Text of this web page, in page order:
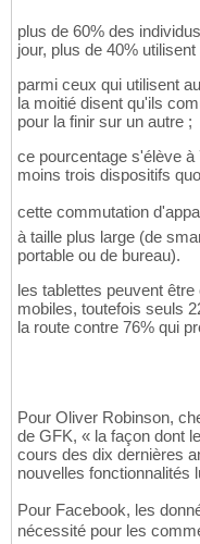
plus de 60% des
jour, plus de 40%
parmi ceux qui utilisent
la moitié disent qu'ils
pour la finir sur un autre ;
ce pourcentage s'élève
moins trois dispositifs
cette commutation
à taille plus large (de
portable ou de bureau).
les tablettes peuvent
mobiles, toutefois seuls
la route contre 76% qui
Pour Oliver Robinson,
de GFK, « la façon dont
cours des dix dernières
nouvelles fonctionnalités
Pour Facebook, les
nécessité pour les